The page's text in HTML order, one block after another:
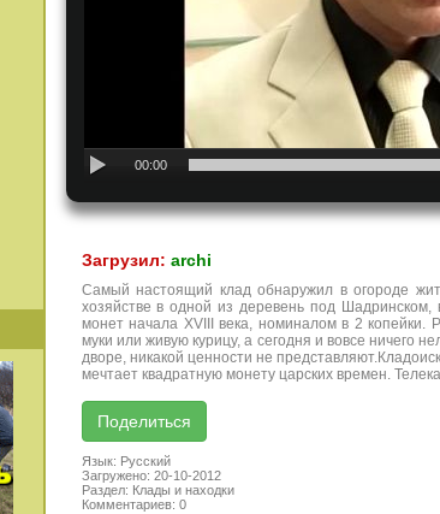
00:00
Загрузил: archi
Самый настоящий клад обнаружил в огороде
хозяйстве в одной из деревень под
монет начала XVIII века, номиналом в 2
муки или живую курицу, а сегодня и вовсе ничего
дворе, никакой ценности не
мечтает квадратную монету царских времен.
Язык: Русский
Загружено: 20-10-2012
Раздел: Клады и находки
Комментариев: 0